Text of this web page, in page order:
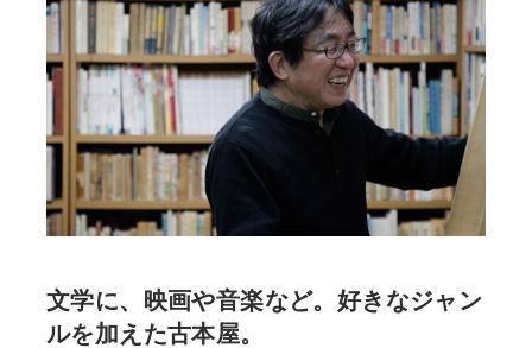
文学に、映画や音楽など。好きなジャン
ルを加えた古本屋。